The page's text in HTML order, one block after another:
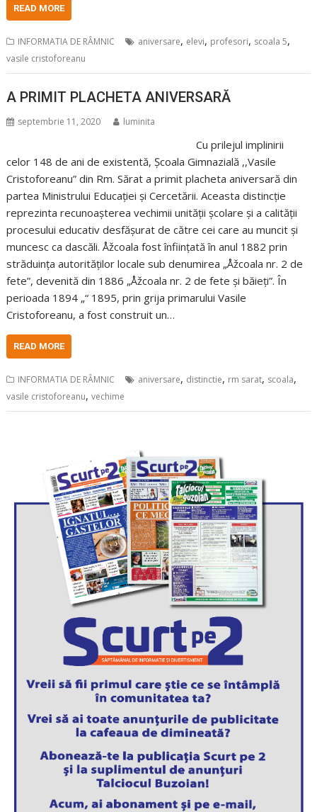
READ MORE
INFORMATIA DE RÂMNIC aniversare, elevi, profesori, scoala 5,
vasile cristoforeanu
A PRIMIT PLACHETA ANIVERSARĂ
septembrie 11, 2020 luminita
Cu prilejul implinirii
celor 148 de ani de existentă, Școala Gimnazială ,,Vasile
Cristoforeanu” din Rm. Sărat a primit placheta aniversară din
partea Ministrului Educației și Cercetării. Aceasta distincție
reprezinta recunoașterea vechimii unității școlare și a calității
procesului educativ desfășurat de către cei care au muncit și
muncesc ca dascăli. Åžcoala fost înființată în anul 1882 prin
străduința autorităților locale sub denumirea „Åžcoala nr. 2 de
fete”, devenită din 1886 „Åžcoala nr. 2 de fete și băieți”. În
perioada 1894 „“ 1895, prin grija primarului Vasile
Cristoforeanu, a fost construit un…
READ MORE
INFORMATIA DE RÂMNIC aniversare, distinctie, rm sarat, scoala,
vasile cristoforeanu,vechime